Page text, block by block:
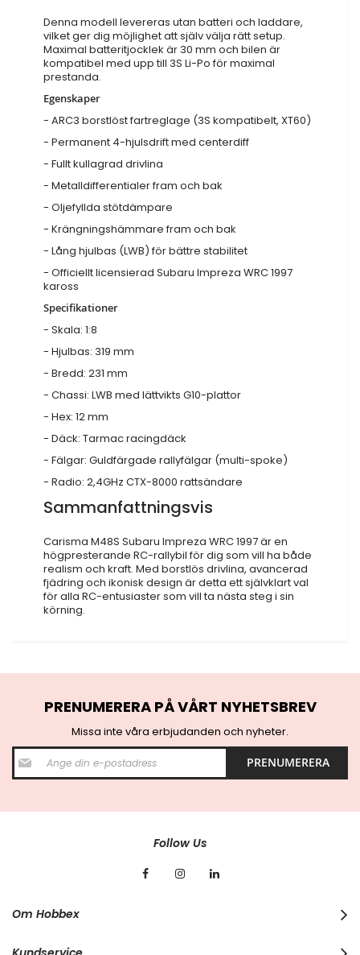
Denna modell levereras utan batteri och laddare,
vilket ger dig möjlighet att själv välja rätt setup.
Maximal batteritjocklek är 30 mm och bilen är
kompatibel med upp till 3S Li-Po för maximal
prestanda.
Egenskaper
- ARC3 borstlöst fartreglage (3S kompatibelt, XT60)
- Permanent 4-hjulsdrift med centerdiff
- Fullt kullagrad drivlina
- Metalldifferentialer fram och bak
- Oljefyllda stötdämpare
- Krängningshämmare fram och bak
- Lång hjulbas (LWB) för bättre stabilitet
- Officiellt licensierad Subaru Impreza WRC 1997
kaross
Specifikationer
- Skala: 1:8
- Hjulbas: 319 mm
- Bredd: 231 mm
- Chassi: LWB med lättvikts G10-plattor
- Hex: 12 mm
- Däck: Tarmac racingdäck
- Fälgar: Guldfärgade rallyfälgar (multi-spoke)
- Radio: 2,4GHz CTX-8000 rattsändare
Sammanfattningsvis
Carisma M48S Subaru Impreza WRC 1997 är en
högpresterande RC-rallybil för dig som vill ha både
realism och kraft. Med borstlös drivlina, avancerad
fjädring och ikonisk design är detta ett självklart val
för alla RC-entusiaster som vill ta nästa steg i sin
körning.
PRENUMERERA PÅ VÅRT NYHETSBREV
Missa inte våra erbjudanden och nyheter.
S
i
g
PRENUMERERA
Follow Us
Om Hobbex